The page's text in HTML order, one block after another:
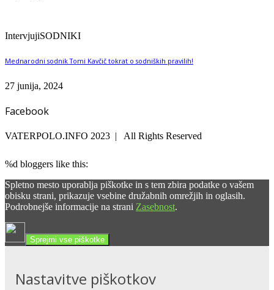
IntervjujiSODNIKI
Mednarodni sodnik Tomi Kavčič tokrat o sodniških pravilih!
27 junija, 2024
Facebook
VATERPOLO.INFO 2023 | All Rights Reserved
%d bloggers like this:
Spletno mesto uporablja piškotke in s tem zbira podatke o vašem
obisku strani, prikazuje vsebine družabnih omrežjih in oglasih.
Podrobnejše informacije na strani Zasebnost.
Sprejmi vse piškotke
Nastavitve piškotkov